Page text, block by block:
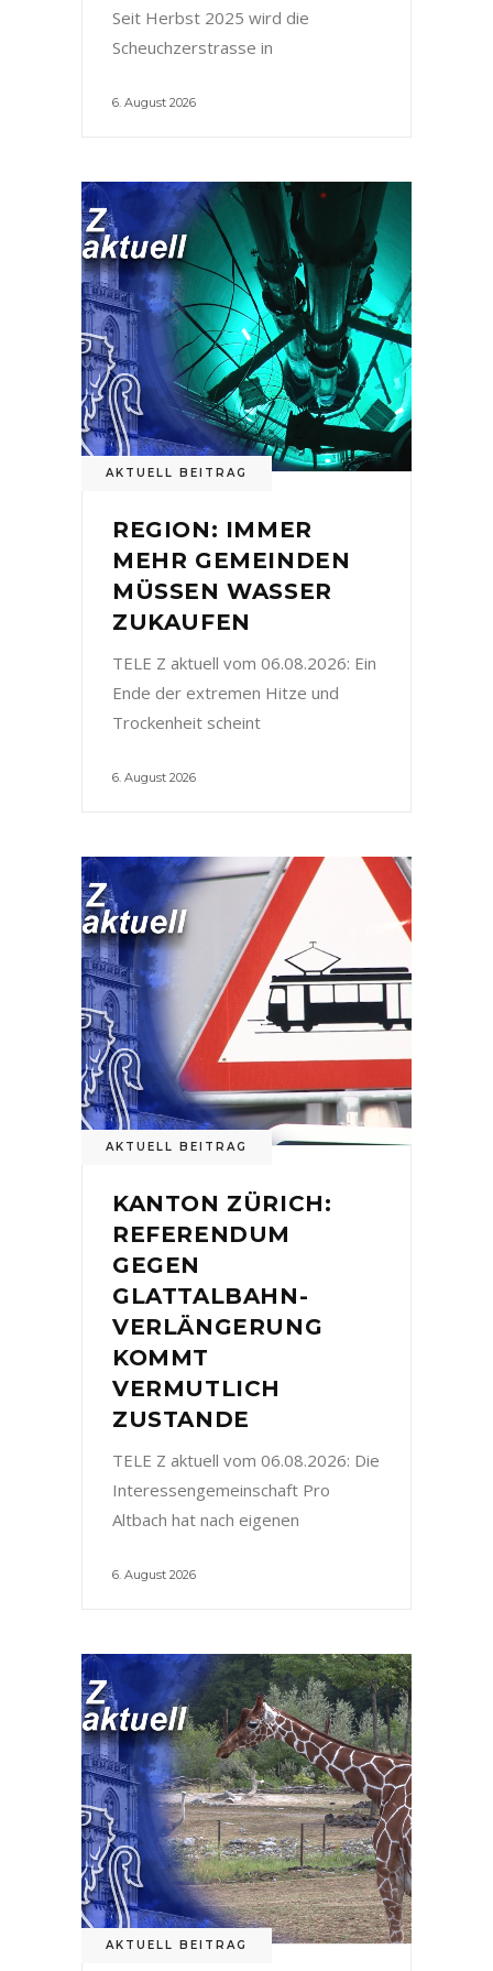
Seit Herbst 2025 wird die
Scheuchzerstrasse in
6. August 2026
AKTUELL BEITRAG
REGION: IMMER
MEHR GEMEINDEN
MÜSSEN WASSER
ZUKAUFEN
TELE Z aktuell vom 06.08.2026: Ein
Ende der extremen Hitze und
Trockenheit scheint
6. August 2026
AKTUELL BEITRAG
KANTON ZÜRICH:
REFERENDUM
GEGEN
GLATTALBAHN-
VERLÄNGERUNG
KOMMT
VERMUTLICH
ZUSTANDE
TELE Z aktuell vom 06.08.2026: Die
Interessengemeinschaft Pro
Altbach hat nach eigenen
6. August 2026
AKTUELL BEITRAG